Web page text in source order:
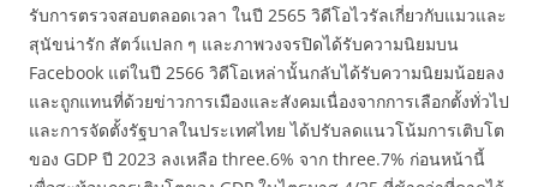
รับการตรวจสอบตลอดเวลา ในปี 2565 วิดีโอไวรัลเกี่ยวกับแมวและ
สุนัขน่ารัก สัตว์แปลก ๆ และภาพวงจรปิดได้รับความนิยมบน
Facebook แต่ในปี 2566 วิดีโอเหล่านั้นกลับได้รับความนิยมน้อยลง
และถูกแทนที่ด้วยข่าวการเมืองและสังคมเนื่องจากการเลือกตั้งทั่วไป
และการจัดตั้งรัฐบาลในประเทศไทย ได้ปรับลดแนวโน้มการเติบโต
ของ GDP ปี 2023 ลงเหลือ three.6% จาก three.7% ก่อนหน้านี้